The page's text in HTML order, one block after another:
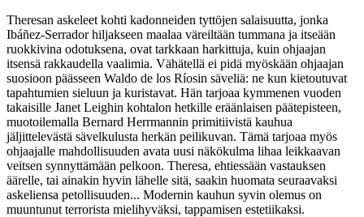
Theresan askeleet kohti kadonneiden tyttöjen salaisuutta, jonka
Ibáñez-Serrador hiljakseen maalaa väreiltään tummana ja itseään
ruokkivina odotuksena, ovat tarkkaan harkittuja, kuin ohjaajan
itsensä rakkaudella vaalimia. Vähätellä ei pidä myöskään ohjaajan
suosioon päässeen Waldo de los Ríosin säveliä: ne kun kietoutuvat
tapahtumien sieluun ja kuristavat. Hän tarjoaa kymmenen vuoden
takaisille Janet Leighin kohtalon hetkille eräänlaisen päätepisteen,
muotoilemalla Bernard Herrmannin primitiivistä kauhua
jäljittelevästä sävelkulusta herkän peilikuvan. Tämä tarjoaa myös
ohjaajalle mahdollisuuden avata uusi näkökulma lihaa leikkaavan
veitsen synnyttämään pelkoon. Theresa, ehtiessään vastauksen
äärelle, tai ainakin hyvin lähelle sitä, saakin huomata seuraavaksi
askeliensa petollisuuden... Modernin kauhun syvin olemus on
muuntunut terrorista mielihyväksi, tappamisen estetiikaksi.